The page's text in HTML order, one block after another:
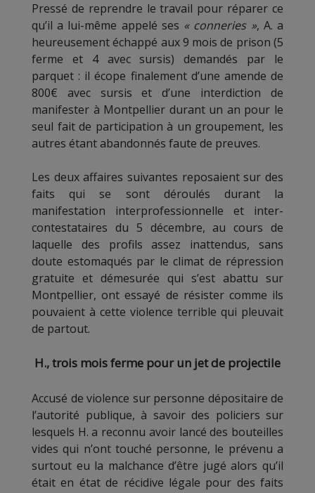
Pressé de reprendre le travail pour réparer ce
qu’il a lui-même appelé ses « conneries », A. a
heureusement échappé aux 9 mois de prison (5
ferme et 4 avec sursis) demandés par le
parquet : il écope finalement d’une amende de
800€ avec sursis et d’une interdiction de
manifester à Montpellier durant un an pour le
seul fait de participation à un groupement, les
autres étant abandonnés faute de preuves.
Les deux affaires suivantes reposaient sur des
faits qui se sont déroulés durant la
manifestation interprofessionnelle et inter-
contestataires du 5 décembre, au cours de
laquelle des profils assez inattendus, sans
doute estomaqués par le climat de répression
gratuite et démesurée qui s’est abattu sur
Montpellier, ont essayé de résister comme ils
pouvaient à cette violence terrible qui pleuvait
de partout.
H., trois mois ferme pour un jet de projectile
Accusé de violence sur personne dépositaire de
l’autorité publique, à savoir des policiers sur
lesquels H. a reconnu avoir lancé des bouteilles
vides qui n’ont touché personne, le prévenu a
surtout eu la malchance d’être jugé alors qu’il
était en état de récidive légale pour des faits